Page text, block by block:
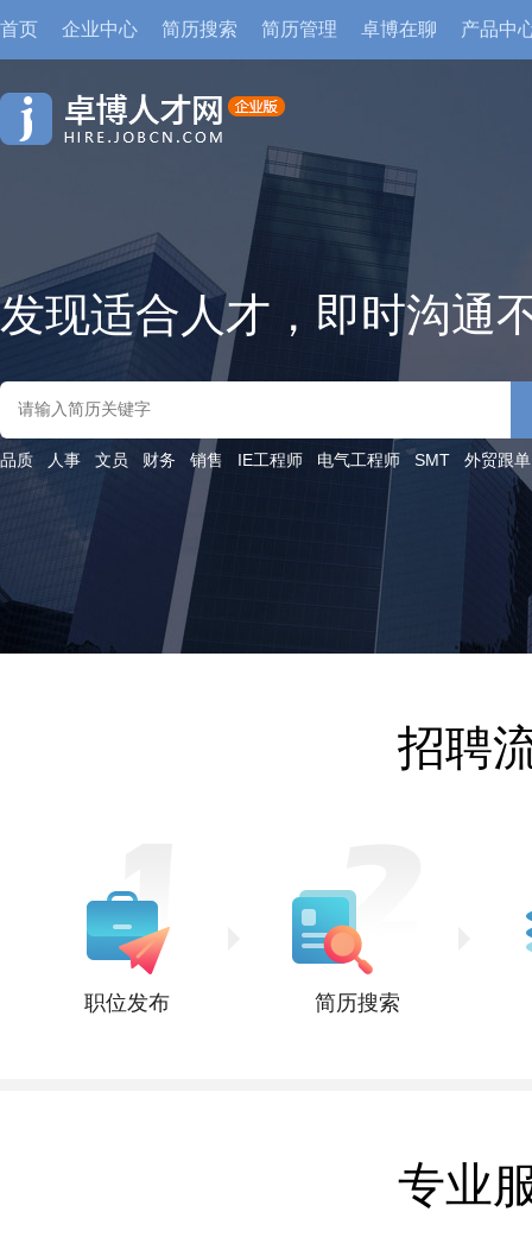
首页 企业中心 简历搜索 简历管理 卓博在聊 产品中
发现适合人才，即时沟通
品质 人事 文员 财务 销售 IE工程师 电气工程师 SMT 外贸跟单
招聘
职位发布 简历搜索
专业